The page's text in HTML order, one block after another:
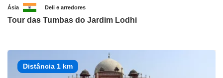
Ásia Deli e arredores
Tour das Tumbas do Jardim Lodhi
Distância 1 km